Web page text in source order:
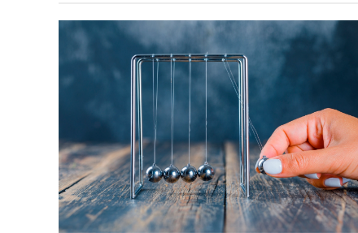
Mecánica